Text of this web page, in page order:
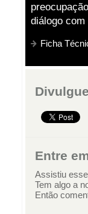
diálogo com
Ficha
Divulgue
Entre
Assistiu
Tem algo a
Então